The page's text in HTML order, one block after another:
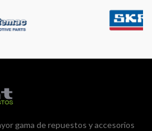
gama de repuestos y accesorios